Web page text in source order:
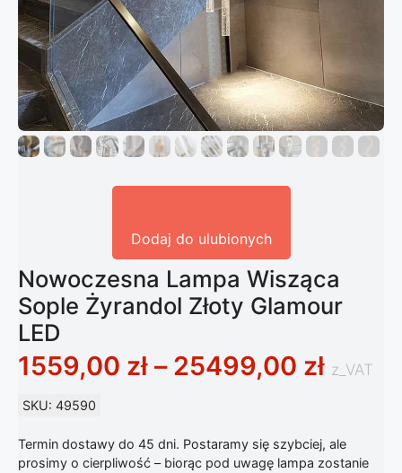
Dodaj do ulubionych
Nowoczesna Lampa Wisząca
Sople Żyrandol Złoty Glamour
LED
1559,00 zł – 25499,00 zł z_VAT
SKU: 49590
Termin dostawy do 45 dni. Postaramy się szybciej, ale
prosimy o cierpliwość – biorąc pod uwagę lampa zostanie